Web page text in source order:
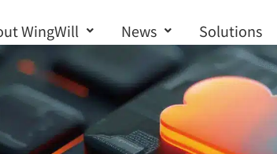
WingWill News Solutions
Contact us